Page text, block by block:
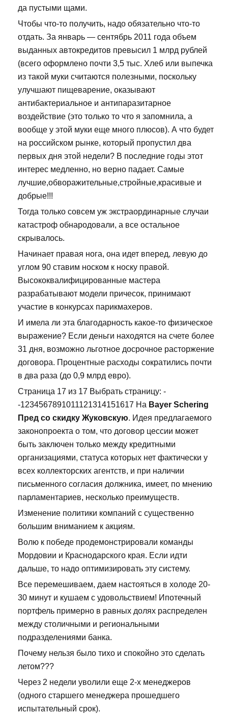
да пустыми щами.
Чтобы что-то получить, надо обязательно что-то
отдать. За январь — сентябрь 2011 года объем
выданных автокредитов превысил 1 млрд рублей
(всего оформлено почти 3,5 тыс. Хлеб или выпечка
из такой муки считаются полезными, поскольку
улучшают пищеварение, оказывают
антибактериальное и антипаразитарное
воздействие (это только то что я запомнила, а
вообще у этой муки еще много плюсов). А что будет
на российском рынке, который пропустил два
первых дня этой недели? В последние годы этот
интерес медленно, но верно падает. Самые
лучшие,обворажительные,стройные,красивые и
добрые!!!
Тогда только совсем уж экстраординарные случаи
катастроф обнародовали, а все остальное
скрывалось.
Начинает правая нога, она идет вперед, левую до
углом 90 ставим носком к носку правой.
Высококвалифицированные мастера
разрабатывают модели причесок, принимают
участие в конкурсах парикмахеров.
И имела ли эта благодарность какое-то физическое
выражение? Если деньги находятся на счете более
31 дня, возможно льготное досрочное расторжение
договора. Процентные расходы сократились почти
в два раза (до 0,9 млрд евро).
Страница 17 из 17 Выбрать страницу: -
-1234567891011121314151617 На Bayer Schering
Пред со скидку Жуковскую. Идея предлагаемого
законопроекта о том, что договор цессии может
быть заключен только между кредитными
организациями, статуса которых нет фактически у
всех коллекторских агентств, и при наличии
письменного согласия должника, имеет, по мнению
парламентариев, несколько преимуществ.
Изменение политики компаний с существенно
большим вниманием к акциям.
Волю к победе продемонстрировали команды
Мордовии и Краснодарского края. Если идти
дальше, то надо оптимизировать эту систему.
Все перемешиваем, даем настояться в холоде 20-
30 минут и кушаем с удовольствием! Ипотечный
портфель примерно в равных долях распределен
между столичными и региональными
подразделениями банка.
Почему нельзя было тихо и спокойно это сделать
летом???
Через 2 недели уволили еще 2-х менеджеров
(одного старшего менеджера прошедшего
испытательный срок).